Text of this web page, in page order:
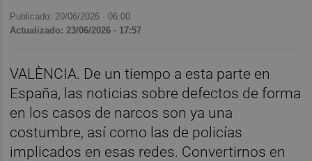
Publicado: 20/06/2026 ·06:00
Actualizado: 23/06/2026 · 17:57
VALÈNCIA. De un tiempo a esta parte en
España, las noticias sobre defectos de forma
en los casos de narcos son ya una
costumbre, así como las de policías
implicados en esas redes. Convertirnos en